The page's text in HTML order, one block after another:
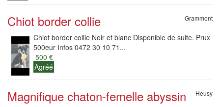
Chiot border collie Grammont
Chiot border collie Noir et blanc Disponible de suite. Prux
500eur Infos 0472 30 10 71...
500 €
Agréé
Magnifique chaton-femelle abyssin Heusy